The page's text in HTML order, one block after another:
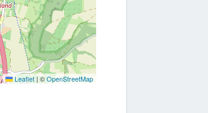
Leaflet | ©OpenStreetMap